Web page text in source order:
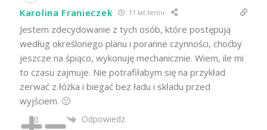
Karolina Franieczek 11 lat temu
Jestem zdecydowanie z tych osób, które postępują
według określonego planu i poranne czynności, choćby
jeszcze na śpiąco, wykonuję mechanicznie. Wiem, ile mi
to czasu zajmuje. Nie potrafiłabym się na przykład
zerwać z łóżka i biegać bez ładu i składu przed
wyjściem. 🙂
0 Odpowiedz